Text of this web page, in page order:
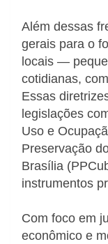
Além dessas
gerais para o
locais —
cotidianas,
Essas
legislações
Uso e
Preservação
Brasília
instrumentos
Com foco em
econômico e